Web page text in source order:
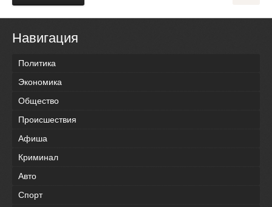
Навигация
Политика
Экономика
Общество
Происшествия
Афиша
Криминал
Авто
Спорт